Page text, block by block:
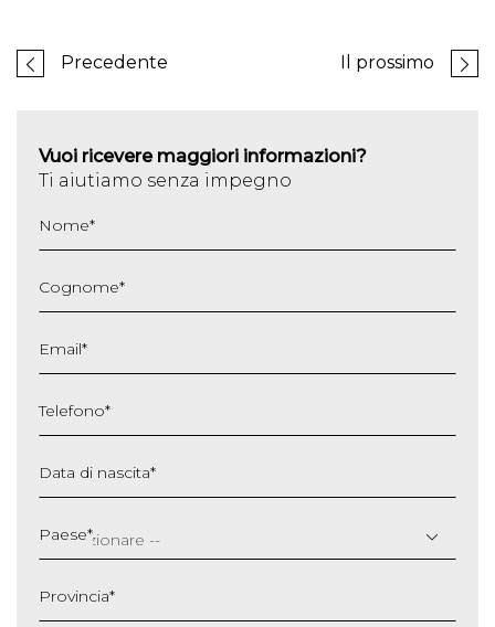
Precedente Il prossimo
Vuoi ricevere maggiori informazioni?
Ti aiutiamo senza impegno
Nome*
Cognome*
Email*
Telefono*
Data di nascita*
slash
MM
AAAA
Paese*
Provincia*